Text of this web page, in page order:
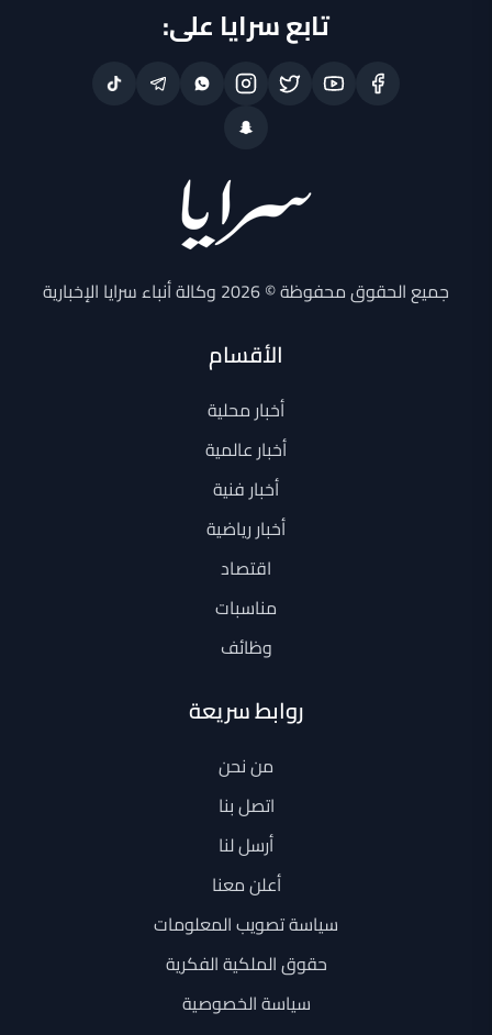
تابع سرايا على:
جميع الحقوق محفوظة © 2026 وكالة أنباء سرايا الإخبارية
الأقسام
أخبار محلية
أخبار عالمية
أخبار فنية
أخبار رياضية
اقتصاد
مناسبات
وظائف
روابط سريعة
من نحن
اتصل بنا
أرسل لنا
أعلن معنا
سياسة تصويب المعلومات
حقوق الملكية الفكرية
سياسة الخصوصية